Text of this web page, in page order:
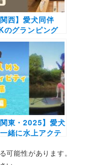
関西】愛犬同伴
のグランピング
14選！プライベ
ドッグラン付き
ーシャンビュー
施設も！
関東・2025】愛犬
緒に水上アクテ
ット10選！
可能性があります。